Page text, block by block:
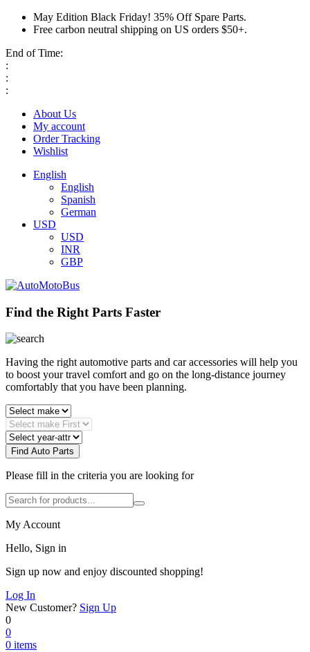
May Edition Black Friday! 35% Off Spare Parts.
Free carbon neutral shipping on US orders $50+.
End of Time:
:
:
:
About Us
My account
Order Tracking
Wishlist
English
English
Spanish
German
USD
USD
INR
GBP
Find the Right Parts Faster
Having the right automotive parts and car accessories will help you
to boost your travel comfort and go on the long-distance journey
comfortably that you have been planning.
Find Auto Parts
Please fill in the criteria you are looking for
My Account
Hello, Sign in
Sign up now and enjoy discounted shopping!
Log In
New Customer? Sign Up
0
0
0 items